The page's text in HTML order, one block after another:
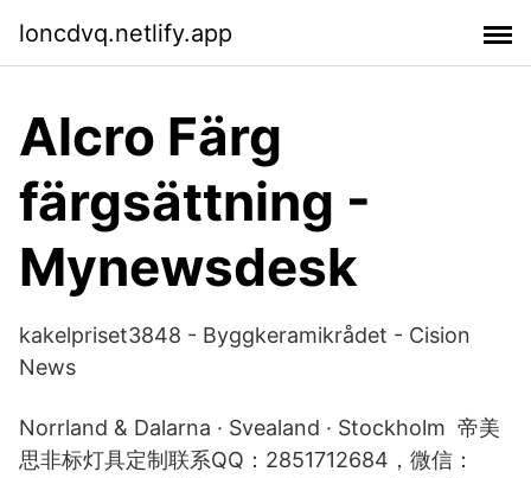
loncdvq.netlify.app
Alcro Färg
färgsättning -
Mynewsdesk
kakelpriset3848 - Byggkeramikrådet - Cision
News
Norrland & Dalarna · Svealand · Stockholm 帝美
思非标灯具定制联系QQ：2851712684，微信：